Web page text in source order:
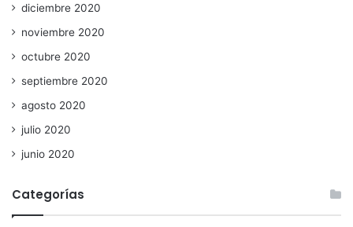
diciembre 2020
noviembre 2020
octubre 2020
septiembre 2020
agosto 2020
julio 2020
junio 2020
Categorías